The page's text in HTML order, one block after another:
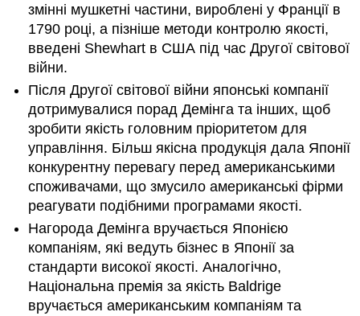
змінні мушкетні частини, вироблені у Франції в
1790 році, а пізніше методи контролю якості,
введені Shewhart в США під час Другої світової
війни.
Після Другої світової війни японські компанії
дотримувалися порад Демінга та інших, щоб
зробити якість головним пріоритетом для
управління. Більш якісна продукція дала Японії
конкурентну перевагу перед американськими
споживачами, що змусило американські фірми
реагувати подібними програмами якості.
Нагорода Демінга вручається Японією
компаніям, які ведуть бізнес в Японії за
стандарти високої якості. Аналогічно,
Національна премія за якість Baldrige
вручається американським компаніям та